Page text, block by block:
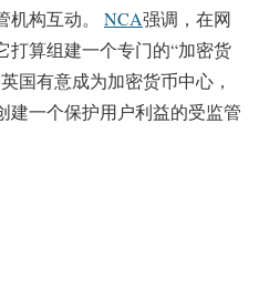
机构互动。 NCA强调，在网
打算组建一个专门的“加密货
国有意成为加密货币中心，
建一个保护用户利益的受监管